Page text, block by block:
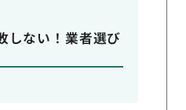
しない！業者選び